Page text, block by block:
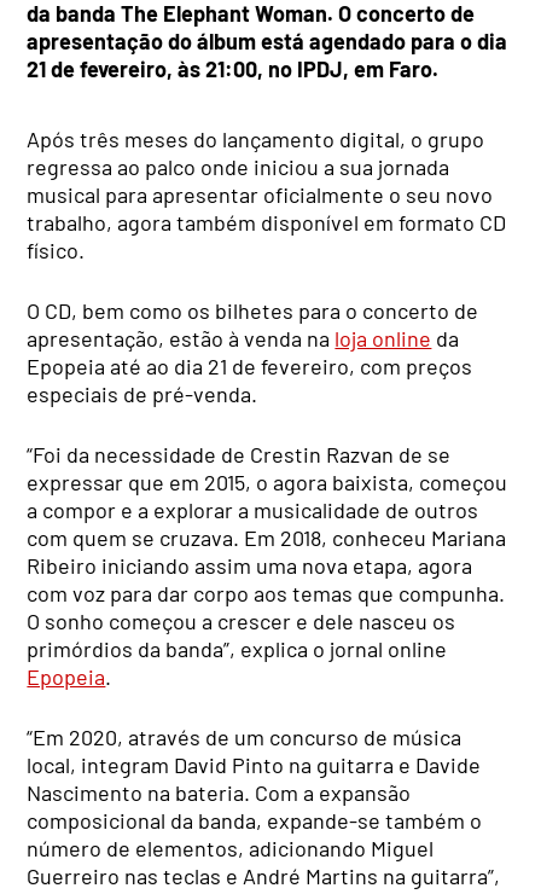
da banda The Elephant Woman. O concerto de
apresentação do álbum está agendado para o dia
21 de fevereiro, às 21:00, no IPDJ, em Faro.
Após três meses do lançamento digital, o grupo
regressa ao palco onde iniciou a sua jornada
musical para apresentar oficialmente o seu novo
trabalho, agora também disponível em formato CD
físico.
O CD, bem como os bilhetes para o concerto de
apresentação, estão à venda na loja online da
Epopeia até ao dia 21 de fevereiro, com preços
especiais de pré-venda.
“Foi da necessidade de Crestin Razvan de se
expressar que em 2015, o agora baixista, começou
a compor e a explorar a musicalidade de outros
com quem se cruzava. Em 2018, conheceu Mariana
Ribeiro iniciando assim uma nova etapa, agora
com voz para dar corpo aos temas que compunha.
O sonho começou a crescer e dele nasceu os
primórdios da banda”, explica o jornal online
Epopeia.
“Em 2020, através de um concurso de música
local, integram David Pinto na guitarra e Davide
Nascimento na bateria. Com a expansão
composicional da banda, expande-se também o
número de elementos, adicionando Miguel
Guerreiro nas teclas e André Martins na guitarra”,